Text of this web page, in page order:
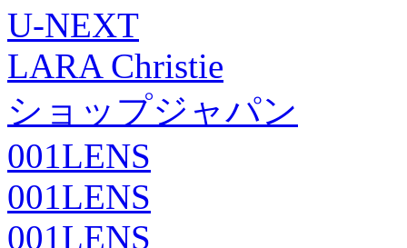
U-NEXT
LARA Christie
ショップジャパン
001LENS
001LENS
001LENS